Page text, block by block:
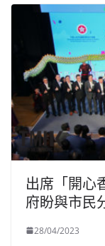
出席「開心
府盼與市民
28/04/2023